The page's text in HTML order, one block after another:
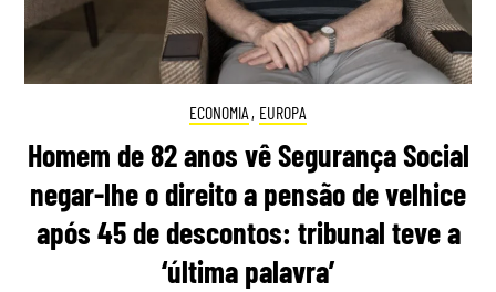
ECONOMIA , EUROPA
Homem de 82 anos vê Segurança Social
negar-lhe o direito a pensão de velhice
após 45 de descontos: tribunal teve a
‘última palavra’